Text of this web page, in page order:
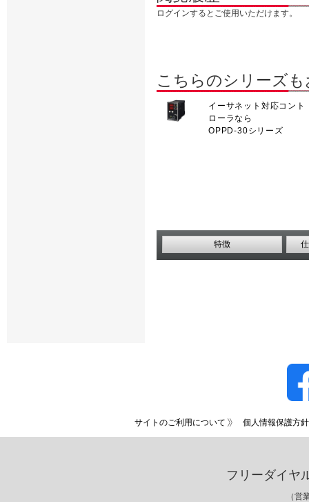
ログインするとご使用いただけます。
こちらのシリーズ
イーサネット対応コント
ローラなら
OPPD-30シリーズ
特徴
サイトのご利用について 個人情報保護方針
フリーダイヤ
（営